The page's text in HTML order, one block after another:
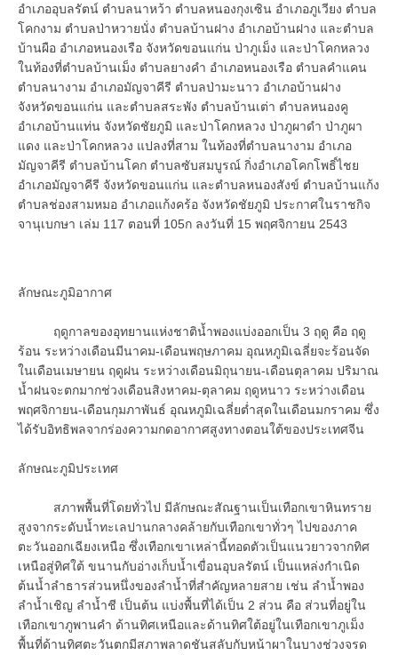
อำเภออุบลรัตน์ ตำบลนาหว้า ตำบลหนองกุงเซิน อำเภอภูเวียง ตำบล
โคกงาม ตำบลป่าหวายนั่ง ตำบลบ้านฝาง อำเภอบ้านฝาง และตำบล
บ้านผือ อำเภอหนองเรือ จังหวัดขอนแก่น ป่าภูเม็ง และป่าโคกหลวง
ในท้องที่ตำบลบ้านเม็ง ตำบลยางคำ อำเภอหนองเรือ ตำบลคำแคน
ตำบลนางาม อำเภอมัญจาคีรี ตำบลป่ามะนาว อำเภอบ้านฝาง
จังหวัดขอนแก่น และตำบลสระพัง ตำบลบ้านเต่า ตำบลหนองคู
อำเภอบ้านแท่น จังหวัดชัยภูมิ และป่าโคกหลวง ป่าภูผาดำ ป่าภูผา
แดง และป่าโคกหลวง แปลงที่สาม ในท้องที่ตำบลนางาม อำเภอ
มัญจาคีรี ตำบลบ้านโคก ตำบลซับสมบูรณ์ กิ่งอำเภอโคกโพธิ์ไชย
อำเภอมัญจาคีรี จังหวัดขอนแก่น และตำบลหนองสังข์ ตำบลบ้านแก้ง
ตำบลช่องสามหมอ อำเภอแก้งคร้อ จังหวัดชัยภูมิ ประกาศในราชกิจ
จานุเบกษา เล่ม 117 ตอนที่ 105ก ลงวันที่ 15 พฤศจิกายน 2543
ลักษณะภูมิอากาศ
ฤดูกาลของอุทยานแห่งชาติน้ำพองแบ่งออกเป็น 3 ฤดู คือ ฤดู
ร้อน ระหว่างเดือนมีนาคม-เดือนพฤษภาคม อุณหภูมิเฉลี่ยจะร้อนจัด
ในเดือนเมษายน ฤดูฝน ระหว่างเดือนมิถุนายน-เดือนตุลาคม ปริมาณ
น้ำฝนจะตกมากช่วงเดือนสิงหาคม-ตุลาคม ฤดูหนาว ระหว่างเดือน
พฤศจิกายน-เดือนกุมภาพันธ์ อุณหภูมิเฉลี่ยต่ำสุดในเดือนมกราคม ซึ่ง
ได้รับอิทธิพลจากร่องความกดอากาศสูงทางตอนใต้ของประเทศจีน
ลักษณะภูมิประเทศ
สภาพพื้นที่โดยทั่วไป มีลักษณะสัณฐานเป็นเทือกเขาหินทราย
สูงจากระดับน้ำทะเลปานกลางคล้ายกับเทือกเขาทั่วๆ ไปของภาค
ตะวันออกเฉียงเหนือ ซึ่งเทือกเขาเหล่านี้ทอดตัวเป็นแนวยาวจากทิศ
เหนือสู่ทิศใต้ ขนานกับอ่างเก็บน้ำเขื่อนอุบลรัตน์ เป็นแหล่งกำเนิด
ต้นน้ำลำธารส่วนหนึ่งของลำน้ำที่สำคัญหลายสาย เช่น ลำน้ำพอง
ลำน้ำเชิญ ลำน้ำชี เป็นต้น แบ่งพื้นที่ได้เป็น 2 ส่วน คือ ส่วนที่อยู่ใน
เทือกเขาภูพานคำ ด้านทิศเหนือและด้านทิศใต้อยู่ในเทือกเขาภูเม็ง
พื้นที่ด้านทิศตะวันตกมีสภาพลาดชันสลับกับหน้าผาในบางช่วงจรด